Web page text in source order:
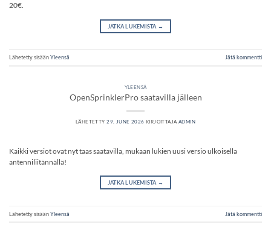
20€.
JATKA LUKEMISTA →
Lähetetty sisäänYleensä Jätä kommentti
YLEENSÄ
OpenSprinklerPro saatavilla jälleen
LÄHETETTY29. JUNE 2026 KIRJOITTAJA ADMIN
Kaikki versiot ovat nyt taas saatavilla, mukaan lukien uusi versio ulkoisella
antenniliitännällä!
JATKA LUKEMISTA →
Lähetetty sisäänYleensä Jätä kommentti